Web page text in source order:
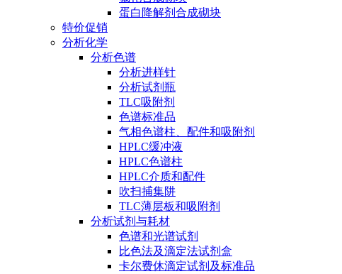
蛋白降解剂合成砌块
特价促销
分析化学
分析色谱
分析进样针
分析试剂瓶
TLC吸附剂
色谱标准品
气相色谱柱、配件和吸附剂
HPLC缓冲液
HPLC色谱柱
HPLC介质和配件
吹扫捕集阱
TLC薄层板和吸附剂
分析试剂与耗材
色谱和光谱试剂
比色法及滴定法试剂盒
卡尔费休滴定试剂及标准品